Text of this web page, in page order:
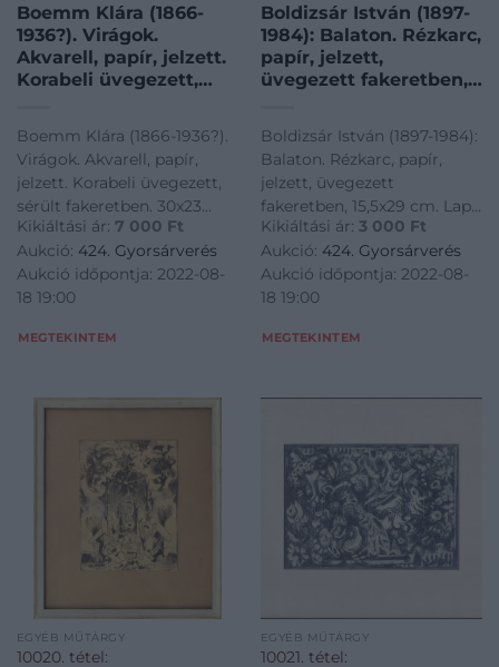
Boemm Klára (1866-
1936?). Virágok.
Akvarell, papír, jelzett.
Korabeli üvegezett,
Boemm Klára (1866-1936?).
Virágok. Akvarell, papír,
jelzett. Korabeli üvegezett,
sérült fakeretben. 30x23
cm<a
href="https://www.darabanth.com/hu/gyorsarveres/424/
es-grafikak/Festmenyek-es-
grafikak~500001/Boemm-
Kikiáltási ár: 7 000 Ft
Aukció: 424. Gyorsárverés
Aukció időpontja: 2022-08-
18 19:00
MEGTEKINTEM
Boldizsár István (1897-
1984): Balaton. Rézkarc,
papír, jelzett,
üvegezett fakeretben,
sérült fakeretben.
Boldizsár István (1897-1984):
Balaton. Rézkarc, papír,
jelzett, üvegezett
fakeretben, 15,5x29 cm. Lap
kissé foltos. Üvegezett,
sérült fakeretben.<a
href="https://
es-grafikak/Festmenyek-es-
Kikiáltási ár: 3 000 Ft
Aukció: 424. Gyorsárverés
Aukció időpontja: 2022-08-
18 19:00
MEGTEKINTEM
EGYÉB MŰTÁRGY
10020. tétel:
EGYÉB MŰTÁRGY
10021. tétel: